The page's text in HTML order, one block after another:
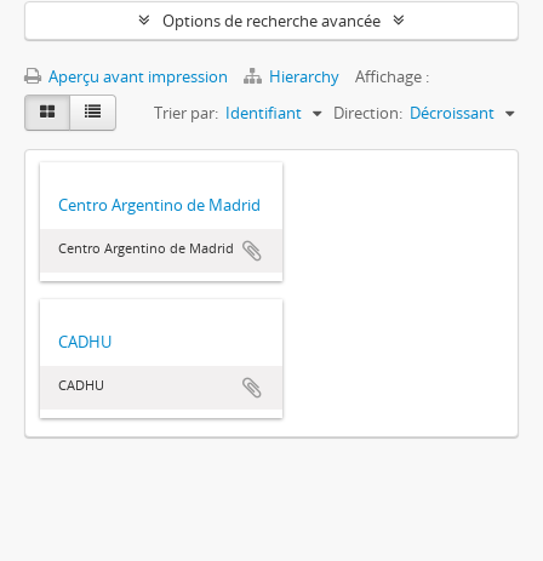
Options de recherche avancée
Aperçu avant impression Hierarchy
Affichage :
Trier par: Identifiant Direction: Décroissant
Centro Argentino de Madrid
Centro Argentino de Madrid
CADHU
CADHU